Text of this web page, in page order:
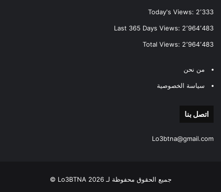
Today's Views: 2٬333
Last 365 Days Views: 2٬964٬483
Total Views: 2٬964٬483
من نحن
سياسة الخصوصية
اتصل بنا
Lo3btna@gmail.com
جميع الحقوق محفوظة لـ Lo3BTNA 2026 ©